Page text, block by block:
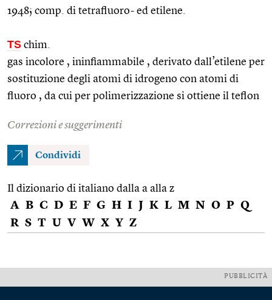
1948; comp. di tetrafluoro- ed etilene.
TS chim.
gas incolore , ininfiammabile , derivato dall’etilene per
sostituzione degli atomi di idrogeno con atomi di
fluoro , da cui per polimerizzazione si ottiene il teflon
Correzioni e suggerimenti
Condividi
Il dizionario di italiano dalla a alla z
A B C D E F G H I J K L M N O P Q
R S T U V W X Y Z
PUBBLICITÀ